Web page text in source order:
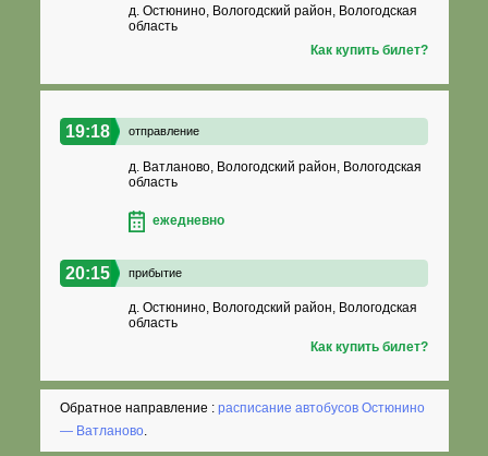
д. Остюнино, Вологодский район, Вологодская
область
Как купить билет?
19:18 отправление
д. Ватланово, Вологодский район, Вологодская
область
ежедневно
20:15 прибытие
д. Остюнино, Вологодский район, Вологодская
область
Как купить билет?
Обратное направление :расписание автобусов Остюнино
— Ватланово.